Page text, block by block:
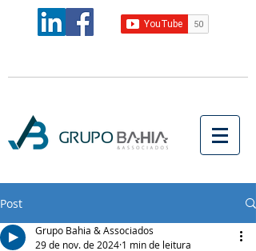
Post
Grupo Bahia & Associados
29 de nov. de 2024 1 min de leitura